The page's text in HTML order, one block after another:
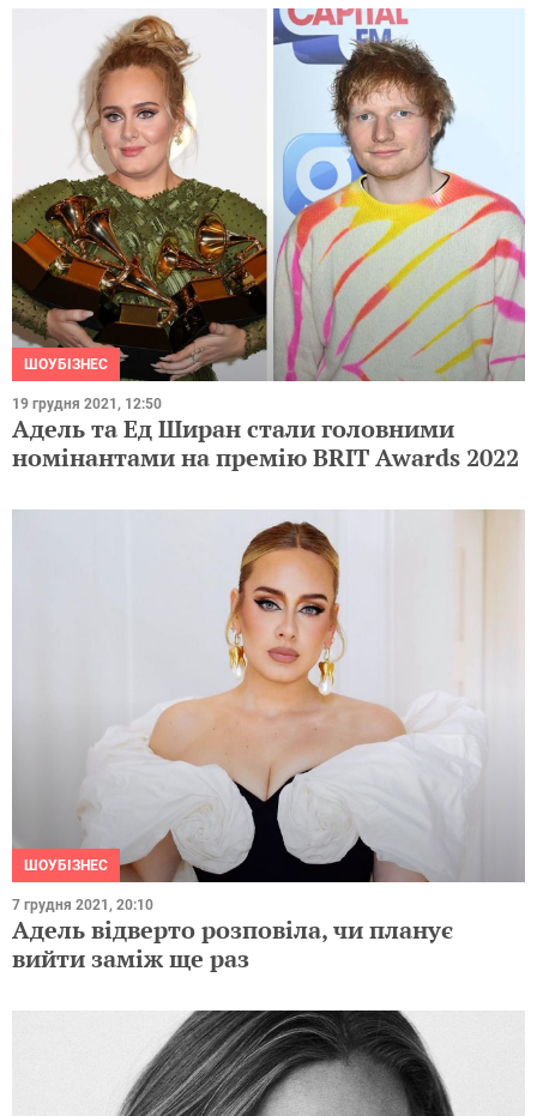
ШОУБІЗНЕС
19 грудня 2021, 12:50
Адель та Ед Ширан стали головними
номінантами на премію BRIT Awards 2022
ШОУБІЗНЕС
7 грудня 2021, 20:10
Адель відверто розповіла, чи планує
вийти заміж ще раз